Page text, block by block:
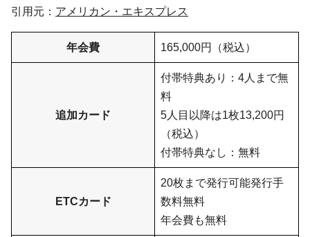
引用元： アメリカン・エキスプレス
年会費 165,000円（税込）
追加カード
付帯特典あり：4人まで無
料
5人目以降は1枚13,200円
（税込）
付帯特典なし：無料
ETCカード
20枚まで発行可能発行手
数料無料
年会費も無料